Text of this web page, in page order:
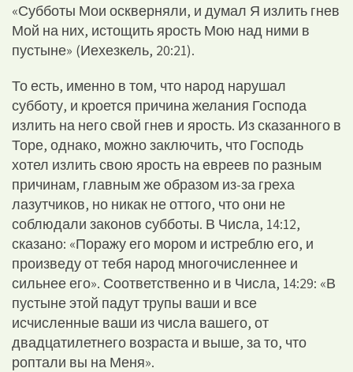
«Субботы Мои оскверняли, и думал Я излить гнев
Мой на них, истощить ярость Мою над ними в
пустыне» (Иехезкель, 20:21).
То есть, именно в том, что народ нарушал
субботу, и кроется причина желания Господа
излить на него свой гнев и ярость. Из сказанного в
Торе, однако, можно заключить, что Господь
хотел излить свою ярость на евреев по разным
причинам, главным же образом из-за греха
лазутчиков, но никак не оттого, что они не
соблюдали законов субботы. В Числа, 14:12,
сказано: «Поражу его мором и истреблю его, и
произведу от тебя народ многочисленнее и
сильнее его». Соответственно и в Числа, 14:29: «В
пустыне этой падут трупы ваши и все
исчисленные ваши из числа вашего, от
двадцатилетнего возраста и выше, за то, что
роптали вы на Меня».